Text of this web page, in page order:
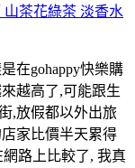
在gohappy快樂購
越高了,可能跟生
,放假都以外出旅
家比價半天累得
路上比較了, 我真